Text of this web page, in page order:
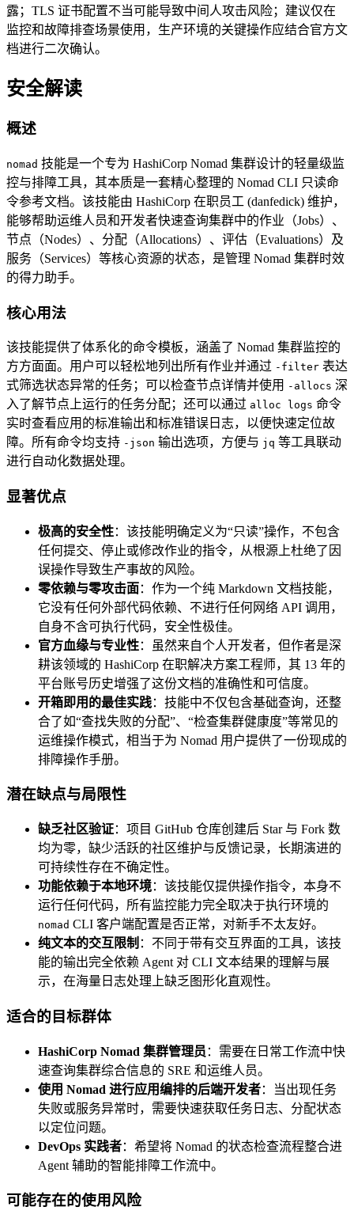
露；TLS 证书配置不当可能导致中间人攻击风险；建议仅在
监控和故障排查场景使用，生产环境的关键操作应结合官方文
档进行二次确认。
安全解读
概述
nomad 技能是一个专为 HashiCorp Nomad 集群设计的轻量级监
控与排障工具，其本质是一套精心整理的 Nomad CLI 只读命
令参考文档。该技能由 HashiCorp 在职员工 (danfedick) 维护，
能够帮助运维人员和开发者快速查询集群中的作业（Jobs）、
节点（Nodes）、分配（Allocations）、评估（Evaluations）及
服务（Services）等核心资源的状态，是管理 Nomad 集群时效
的得力助手。
核心用法
该技能提供了体系化的命令模板，涵盖了 Nomad 集群监控的
方方面面。用户可以轻松地列出所有作业并通过 -filter 表达
式筛选状态异常的任务；可以检查节点详情并使用 -allocs 深
入了解节点上运行的任务分配；还可以通过 alloc logs 命令
实时查看应用的标准输出和标准错误日志，以便快速定位故
障。所有命令均支持 -json 输出选项，方便与 jq 等工具联动
进行自动化数据处理。
显著优点
极高的安全性：该技能明确定义为“只读”操作，不包含
任何提交、停止或修改作业的指令，从根源上杜绝了因
误操作导致生产事故的风险。
零依赖与零攻击面：作为一个纯 Markdown 文档技能，
它没有任何外部代码依赖、不进行任何网络 API 调用，
自身不含可执行代码，安全性极佳。
官方血缘与专业性：虽然来自个人开发者，但作者是深
耕该领域的 HashiCorp 在职解决方案工程师，其 13 年的
平台账号历史增强了这份文档的准确性和可信度。
开箱即用的最佳实践：技能中不仅包含基础查询，还整
合了如“查找失败的分配”、“检查集群健康度”等常见的
运维操作模式，相当于为 Nomad 用户提供了一份现成的
排障操作手册。
潜在缺点与局限性
缺乏社区验证：项目 GitHub 仓库创建后 Star 与 Fork 数
均为零，缺少活跃的社区维护与反馈记录，长期演进的
可持续性存在不确定性。
功能依赖于本地环境：该技能仅提供操作指令，本身不
运行任何代码，所有监控能力完全取决于执行环境的
nomad CLI 客户端配置是否正常，对新手不太友好。
纯文本的交互限制 ：不同于带有交互界面的工具，该技
能的输出完全依赖 Agent 对 CLI 文本结果的理解与展
示，在海量日志处理上缺乏图形化直观性。
适合的目标群体
HashiCorp Nomad 集群管理员 ：需要在日常工作流中快
速查询集群综合信息的 SRE 和运维人员。
使用 Nomad 进行应用编排的后端开发者：当出现任务
失败或服务异常时，需要快速获取任务日志、分配状态
以定位问题。
DevOps 实践者：希望将 Nomad 的状态检查流程整合进
Agent 辅助的智能排障工作流中。
可能存在的使用风险